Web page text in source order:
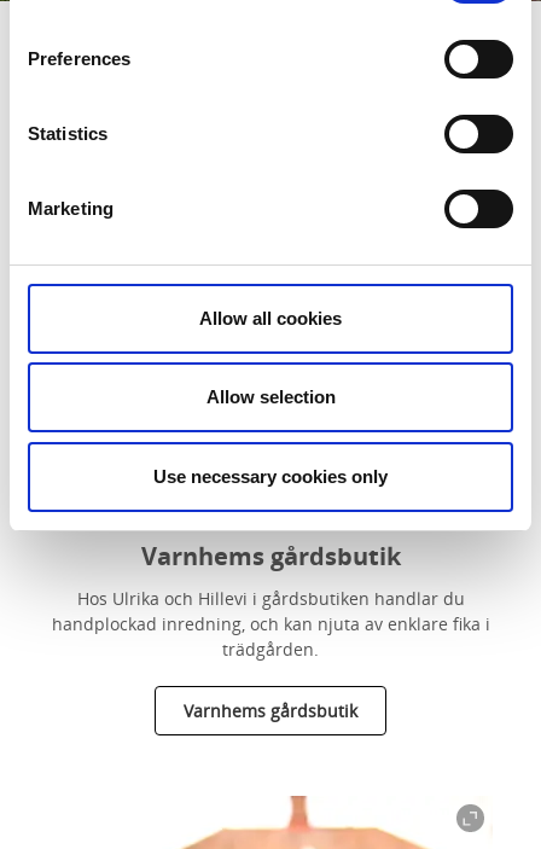
Preferences
Statistics
Marketing
Allow all cookies
Allow selection
Use necessary cookies only
Varnhems gårdsbutik
Hos Ulrika och Hillevi i gårdsbutiken handlar du
handplockad inredning, och kan njuta av enklare fika i
trädgården.
Varnhems gårdsbutik